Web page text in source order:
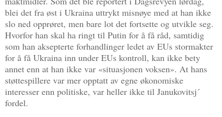
blei det fra øst i Ukraina uttrykt misnøye med at han ikke
slo ned opprøret, men bare lot det fortsette og utvikle seg.
Hvorfor han skal ha ringt til Putin for å få råd, samtidig
som han aksepterte forhandlinger ledet av EUs stormakter
for å få Ukraina inn under EUs kontroll, kan ikke bety
annet enn at han ikke var «situasjonen voksen». At hans
støttespillere var mer opptatt av egne økonomiske
interesser enn politiske, var heller ikke til Janukovitsj´
fordel.